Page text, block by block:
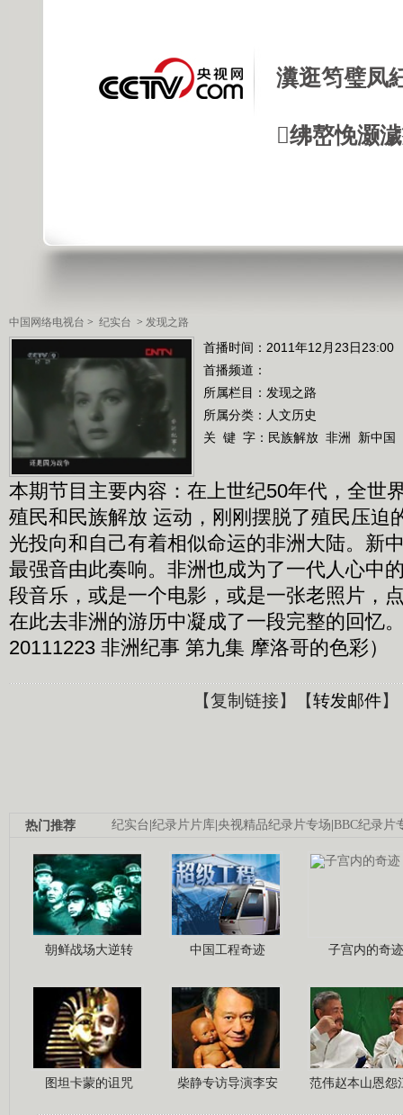
瀵逛笉璧凤
绋嶅悗灏
中国网络电视台 > 纪实台 > 发现之路
首播时间：2011年12月23日23:00
首播频道：
所属栏目： 发现之路
所属分类：人文历史
关 键 字： 民族解放 非洲 新中国
本期节目主要内容：在上世纪50年代，全世
殖民和民族解放 运动，刚刚摆脱了殖民压迫
光投向和自己有着相似命运的非洲大陆。新
最强音由此奏响。非洲也成为了一代人心中
段音乐，或是一个电影，或是一张老照片，
在此去非洲的游历中凝成了一段完整的回忆
20111223 非洲纪事 第九集 摩洛哥的色彩）
【复制链接】【转发邮件】
纪实台 纪录片片库 央视精品纪录片专场 BBC纪录片
热门推荐
朝鲜战场大逆转 中国工程奇迹 子宫内的奇迹
图坦卡蒙的诅咒 柴静专访导演李安 范伟赵本山恩怨